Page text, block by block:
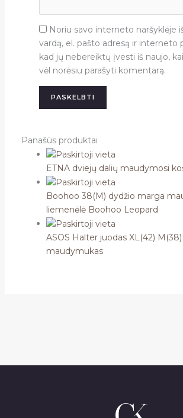
Noriu savo interneto naršyklėje
vardą, el. pašto adresą ir interneto
kad jų nebereiktų įvesti iš naujo,
vėl norėsiu parašyti komentarą.
Panašūs produktai
ETNA dviejų dalių maudymosi
Boohoo 38(M) dydžio marga
liemenėlė Boohoo Leopard
ASOS Halter juodas XL(42)
maudymukas